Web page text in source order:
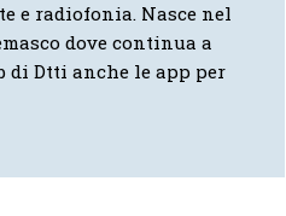
e radiofonia. Nasce nel
dove continua a
di Dtti anche le app per